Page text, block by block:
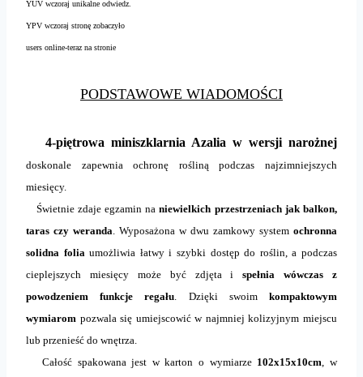
YUV wczoraj unikalne odwiedz.
YPV wczoraj stronę zobaczyło
users online-teraz na stronie
PODSTAWOWE WIADOMOŚCI
4-piętrowa miniszklarnia Azalia w wersji narożnej
doskonale zapewnia ochronę rośliną podczas najzimniejszych
miesięcy.
Świetnie zdaje egzamin naniewielkich przestrzeniach jak balkon,
taras czy weranda. Wyposażona w dwu zamkowy system ochronna
solidna foliaumożliwia łatwy i szybki dostęp do roślin, a podczas
cieplejszych miesięcy może być zdjęta ispełnia wówczas z
powodzeniem funkcje regału. Dzięki swoimkompaktowym
wymiarom pozwala się umiejscowić w najmniej kolizyjnym miejscu
lub przenieść do wnętrza.
Całość spakowana jest w karton o wymiarze 102x15x10cm, w